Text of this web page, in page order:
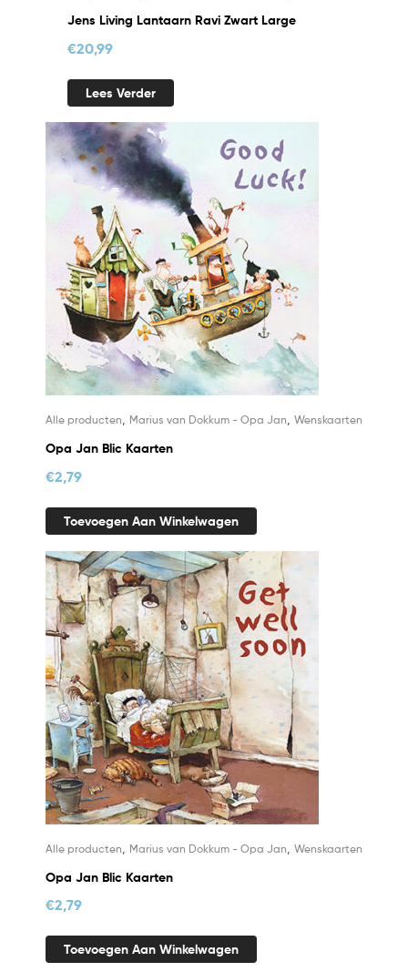
Jens Living Lantaarn Ravi Zwart Large
€20,99
Lees Verder
Alle producten, Marius van Dokkum - Opa Jan, Wenskaarten
Opa Jan Blic Kaarten
€2,79
Toevoegen Aan Winkelwagen
Alle producten Marius van Dokkum - Opa Jan Wenskaarten
Opa Jan Blic Kaarten
€2,79
Toevoegen Aan Winkelwagen